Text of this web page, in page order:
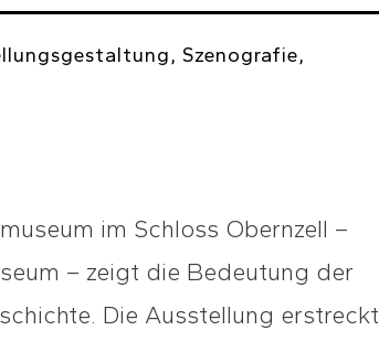
Szenografie,
im Schloss Obernzell –
– zeigt die Bedeutung der
Die Ausstellung erstreckt